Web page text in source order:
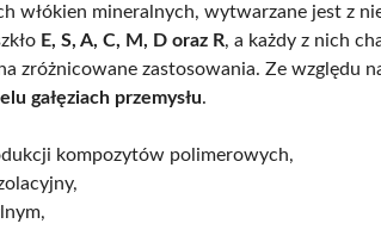
włókien mineralnych, wytwarzane jest z
E, S, A, C, M, D oraz R, a każdy z nich
zróżnicowane zastosowania. Ze względu
gałęziach przemysłu.
kompozytów polimerowych,